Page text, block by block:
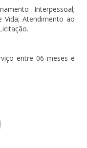
Interpessoal;
Vida; Atendimento ao
entre 06 meses e